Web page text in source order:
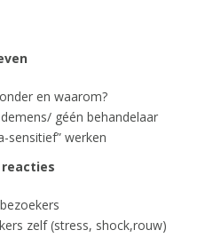
en waarom?
géén behandelaar
sensitief” werken
zelf (stress, shock,rouw)